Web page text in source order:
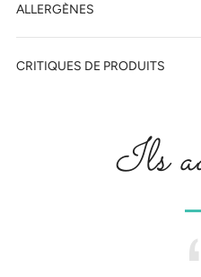
ALLERGÈNES
CRITIQUES DE PRODUITS
Ils